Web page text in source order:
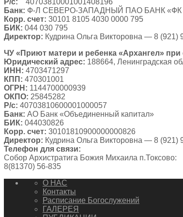
Банк: Ф-Л СЕВЕРО-ЗАПАДНЫЙ ПАО БАНК
Корр. счет: 30101 8105 4030 0000 795
БИК: 044 030 795
Директор: Кудрина Ольга Викторовна — 8 (921)
ЧУ «Приют матери и ребенка «Архангел»
Юридический адрес: 188664, Ленинградская
ИНН: 4703471297
КПП: 470301001
ОГРН: 1144700000939
ОКПО: 25845282
Р/с: 40703810600001000057
Банк: АО Банк «Объединенный капитал»
БИК: 044030826
Корр. счет: 30101810900000000826
Директор: Кудрина Ольга Викторовна — 8 (921)
Телефон для связи:
Собор Архистратига Божия Михаила п.Токсово:
8(81370) 56-835
О НАС
Контакты
Расписание Богослужений
ГАЛЕРЕЯ